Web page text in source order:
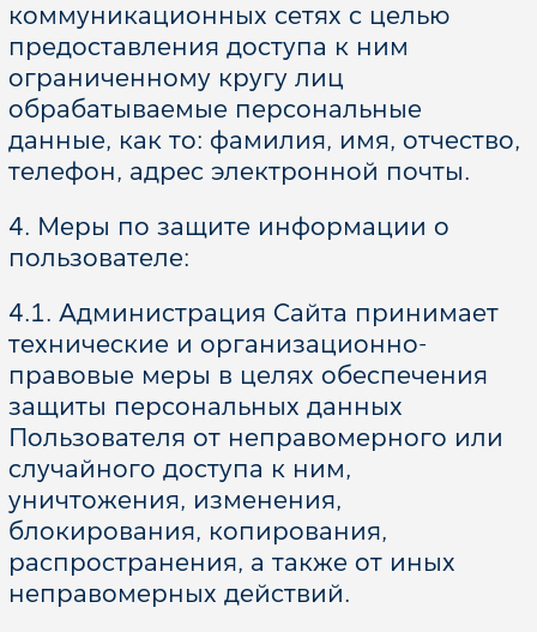
коммуникационных сетях с целью
предоставления доступа к ним
ограниченному кругу лиц
обрабатываемые персональные
данные, как то: фамилия, имя, отчество,
телефон, адрес электронной почты.
4. Меры по защите информации о
пользователе:
4.1. Администрация Сайта принимает
технические и организационно-
правовые меры в целях обеспечения
защиты персональных данных
Пользователя от неправомерного или
случайного доступа к ним,
уничтожения, изменения,
блокирования, копирования,
распространения, а также от иных
неправомерных действий.